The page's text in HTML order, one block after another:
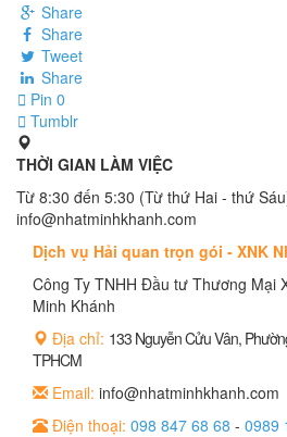
Share
Share
Tweet
Share
Pin 0
Tumblr
THỜI GIAN LÀM VIỆC
Từ 8:30 đến 5:30 (Từ thứ Hai - thứ
info@nhatminhkhanh.com
Dịch vụ Hải quan trọn gói - XNK
Công Ty TNHH Đầu tư Thương Mại
Minh Khánh
Địa chỉ: 133 Nguyễn Cửu Vân,
TPHCM
Email: info@nhatminhkhanh.com
Điện thoại: 098 847 68 68 - 0989